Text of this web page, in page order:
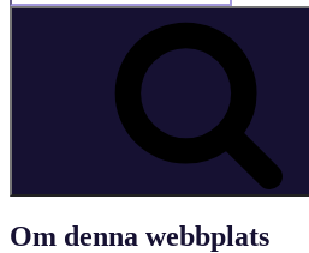
efter:
Om denna webbplats